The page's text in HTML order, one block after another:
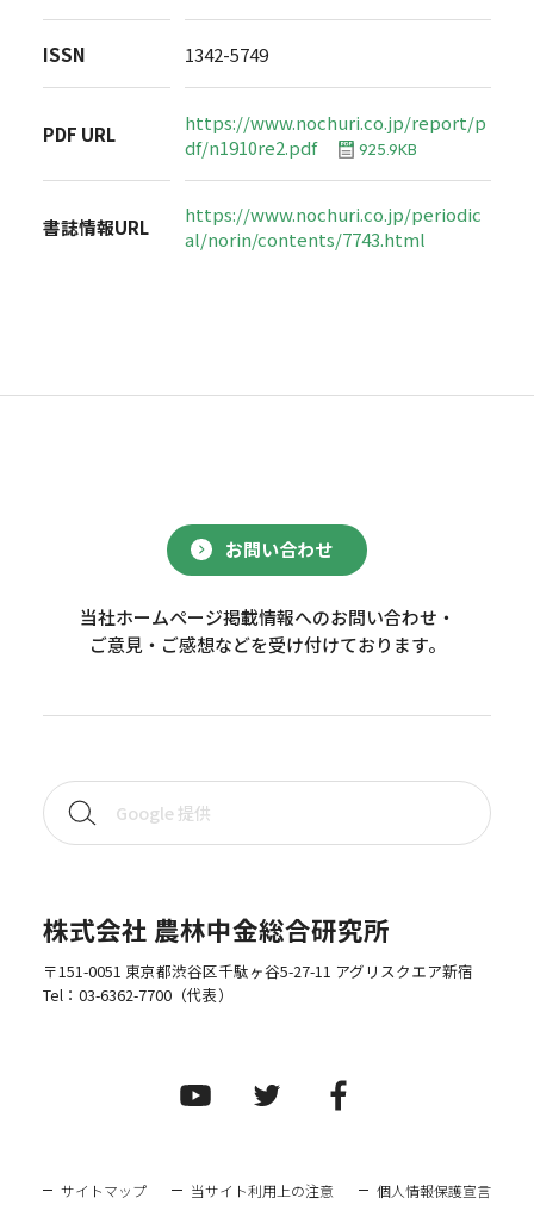
ISSN 1342-5749
PDF URL
https://www.nochuri.co.jp/report/p
df/n1910re2.pdf
925.9KB
書誌情報URL
https://www.nochuri.co.jp/periodic
al/norin/contents/7743.html
お問い合わせ
当社ホームページ掲載情報へのお問い合わせ・
ご意見・ご感想などを受け付けております。
株式会社 農林中金総合研究所
〒151-0051 東京都渋谷区千駄ヶ谷5-27-11 アグリスクエア新宿
Tel： 03-6362-7700（代表）
サイトマップ 当サイト利用上の注意 個人情報保護宣言